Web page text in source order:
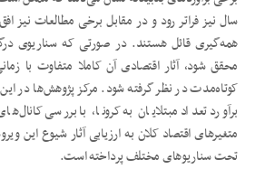
سال نیز فراتر رود و در مقابل برخی مطالعات نیز
همه‌گیری قائل هستند. در صورتی که سناریوی
محقق شود، آثار اقتصادی آن کاملا متفاوت با
کوتاه‌مدت در نظر گرفته شود. مرکز پژوهش‌ها در
برآورد تعداد مبتلایان به کرونا، با بررسی
متغیرهای اقتصاد کلان به ارزیابی آثار شیوع این
تحت سناریوهای مختلف پرداخته است.